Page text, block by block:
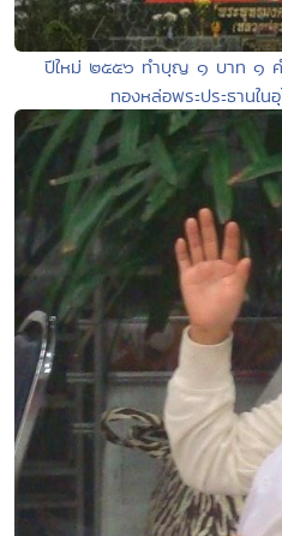
ปีใหม่ ๒๕๕๖ ทำบุญ ๑ บาท ๑ ค
ทองหล่อพระประธานใ